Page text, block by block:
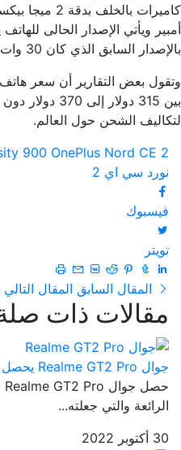
بالإصدار السابق الذي كان 30 وات.
بين 315 دولار
لتكاليف الشحن حول العالم.
900 OnePlus Nord CE 2
نورد سي اي 2
فيسبوك
تويتر
المقال السابق المقال التالي
مقالات ذات
جوال Realme GT2 Pro يحصل على تحديث Android 13
الرائعة والتي جعلته...
30 أكتوبر 2022